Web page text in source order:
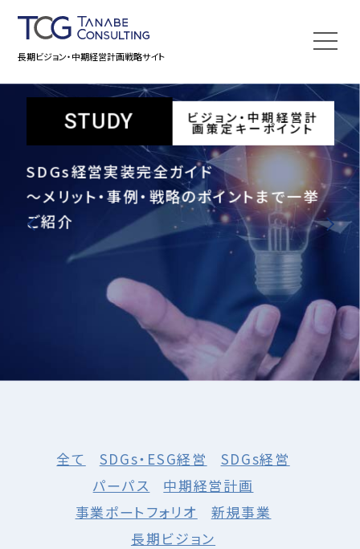
長期ビジョン・中期経営計画戦略サイト
STUDY ビジョン・中期経営計
画策定キーポイント
SDGs経営実装完全ガイド
～メリット・事例・戦略のポイントまで一挙
ご紹介
全て SDGs・ESG経営
SDGs経営
パーパス
中期経営計画
事業ポートフォリオ
新規事業
長期ビジョン